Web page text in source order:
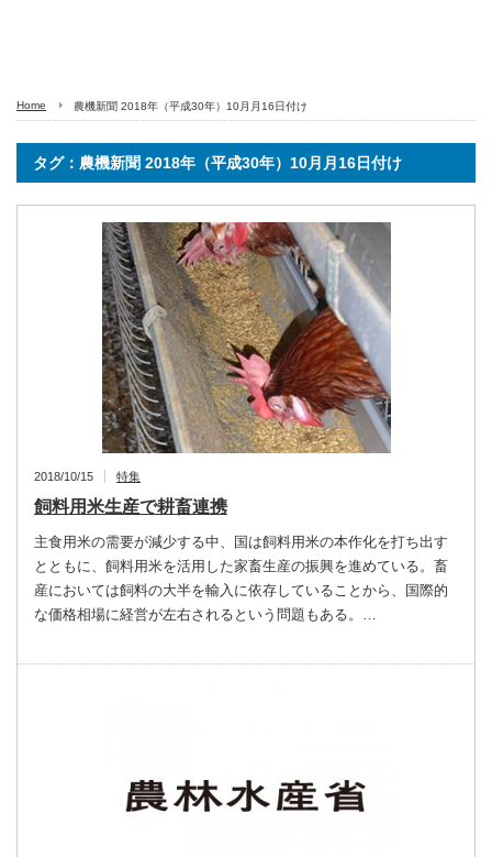
Home 農機新聞 2018年（平成30年）10月月16日付け
タグ：農機新聞 2018年（平成30年）10月月16日付け
2018/10/15 特集
飼料用米生産で耕畜連携
主食用米の需要が減少する中、国は飼料用米の本作化を打ち出す
とともに、飼料用米を活用した家畜生産の振興を進めている。畜
産においては飼料の大半を輸入に依存していることから、国際的
な価格相場に経営が左右されるという問題もある。…